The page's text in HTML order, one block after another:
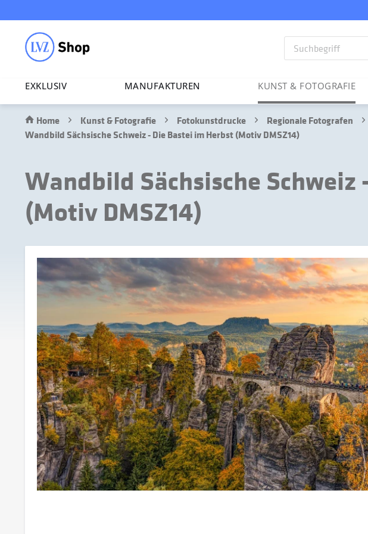
EXKLUSIV MANU­FAK­TUREN KUNST & FOTO­GRAFIE
Home Kunst & Fotografie Fotokunstdrucke Regionale Fotografen
Wandbild Sächsische Schweiz - Die Bastei im Herbst (Motiv DMSZ14)
Wandbild Sächsische
(Motiv DMSZ14)